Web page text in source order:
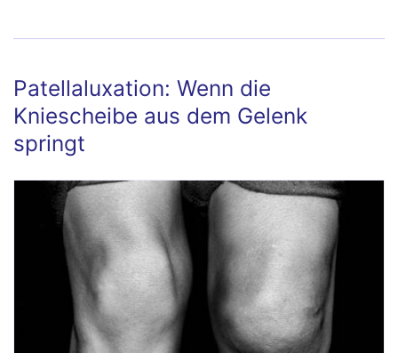
Patellaluxation: Wenn die
Kniescheibe aus dem Gelenk
springt